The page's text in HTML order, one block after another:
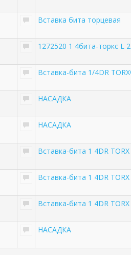
Вставка бита торцевая
1272520 1 4бита-торкс L
Вставка-бита 1/4DR
НАСАДКА
НАСАДКА
Вставка-бита 1 4DR
Вставка-бита 1 4DR
Вставка-бита 1 4DR
НАСАДКА